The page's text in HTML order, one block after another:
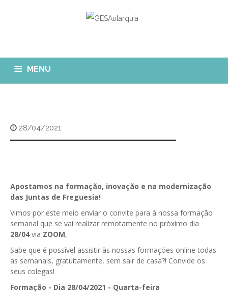
MENU
O que fazemos?
GESCanídeo
GESContPública
Configurar Email
Eliminar Conta
Isenção de IVA
Submeter SAFT
28/04/2021
Apostamos na formação, inovação e na modernização
das Juntas de Freguesia!
Vimos por este meio enviar o convite para à nossa formação
semanal que se vai realizar remotamente no próximo dia
28/04via ZOOM,
Sabe que é possível assistir às nossas formações online todas
as semanais, gratuitamente, sem sair de casa?! Convide os
seus colegas!
Formação - Dia 28/04/2021 - Quarta-feira